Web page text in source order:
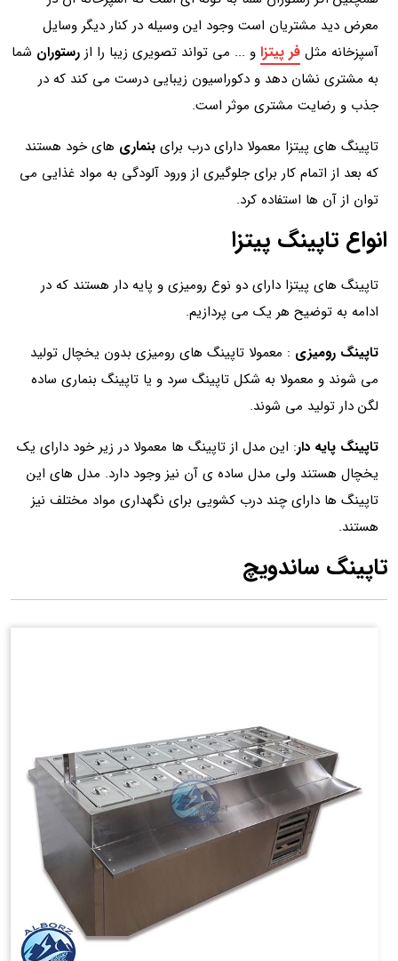
معرض دید مشتریان است وجود این وسیله در کنار دیگر وسایل
آسپزخانه مثل فر پیتزا و ... می تواند تصویری زیبا را از رستوران شما
به مشتری نشان دهد و دکوراسیون زیبایی درست می کند که در
جذب و رضایت مشتری موثر است.
تاپینگ های پیتزا معمولا دارای درب برای بنماری های خود هستند
که بعد از اتمام کار برای جلوگیری از ورود آلودگی به مواد غذایی می
توان از آن ها استفاده کرد.
انواع تاپینگ پیتزا
تاپینگ های پیتزا دارای دو نوع رومیزی و پایه دار هستند که در
ادامه به توضیح هر یک می پردازیم.
تاپینگ رومیزی : معمولا تاپینگ های رومیزی بدون یخچال تولید
می شوند و معمولا به شکل تاپینگ سرد و یا تاپینگ بنماری ساده
لگن دار تولید می شوند.
تاپینگ پایه دار: این مدل از تاپینگ ها معمولا در زیر خود دارای یک
یخچال هستند ولی مدل ساده ی آن نیز وجود دارد. مدل های این
تاپینگ ها دارای چند درب کشویی برای نگهداری مواد مختلف نیز
هستند.
تاپینگ ساندویچ